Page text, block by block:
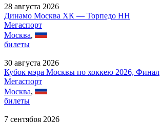
28 августа 2026
Динамо Москва ХК — Торпедо НН
Мегаспорт
Москва,
билеты
30 августа 2026
Кубок мэра Москвы по хоккею 2026, Финал
Мегаспорт
Москва,
билеты
7 сентября 2026